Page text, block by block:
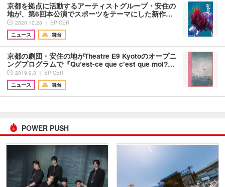
京都を拠点に活動するアーティストグループ・安住の
地が、第6回本公演でスポーツをテーマにした新作…
2020.12.28 ｜ SPICER
ニュース
舞台
京都の劇団・安住の地がTheatre E9 Kyotoのオープニ
ングプログラムで『Qu’est-ce que c’est que moi?…
2019.9.3 ｜ SPICER
ニュース
舞台
POWER PUSH